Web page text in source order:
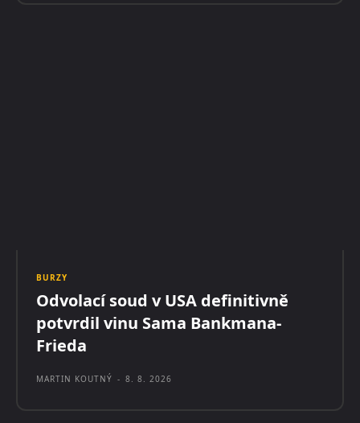
BURZY
Odvolací soud v USA definitivně
potvrdil vinu Sama Bankmana-
Frieda
MARTIN KOUTNÝ - 8. 8. 2026